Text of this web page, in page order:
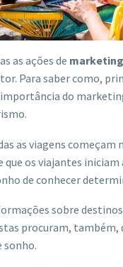
as ações de
Para saber como,
do
as viagens começam
os viajantes iniciam
de conhecer
sobre
procuram, também,
sonho.